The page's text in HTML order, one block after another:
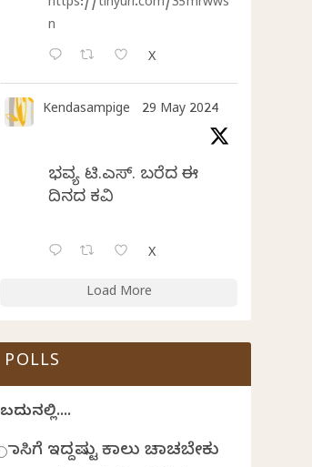
https://tinyurl.com/35mrwws
n
X
Kendasampige 29 May 2024
ಭವ್ಯ ಟಿ.ಎಸ್. ಬರೆದ ಈ
ದಿನದ ಕವಿತೆ
X
Load More
POLLS
ಬದುಕಿನಲ್ಲಿ....
ಹಾಸಿಗೆ ಇದ್ದಷ್ಟು ಕಾಲು ಚಾಚಬೇಕು